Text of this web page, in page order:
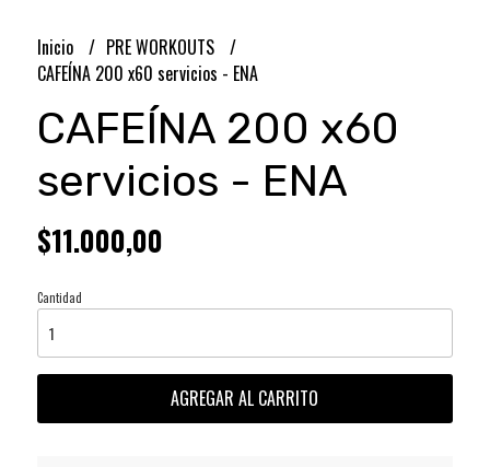
Inicio
PRE WORKOUTS
CAFEÍNA 200 x60 servicios - ENA
CAFEÍNA 200 x60
servicios - ENA
$11.000,00
Cantidad
AGREGAR AL CARRITO